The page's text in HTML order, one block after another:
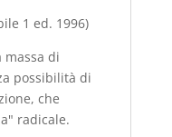
1 ed. 1996)
massa di
possibilità di
che
radicale.